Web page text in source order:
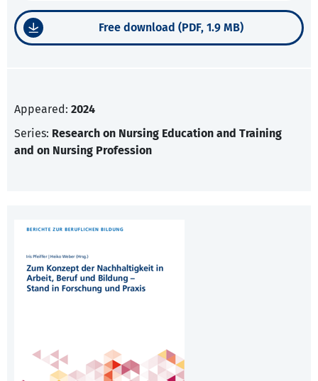
Free download (PDF, 1.9 MB)
Appeared: 2024
Series: Research on Nursing Education and Training
and on Nursing Profession